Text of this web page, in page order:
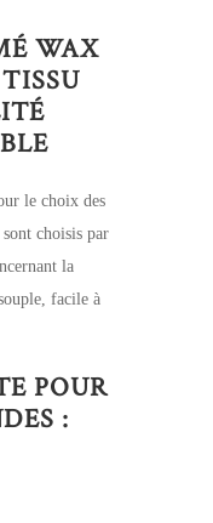
WAX
le choix des
choisis par
la
facile à
POUR
: